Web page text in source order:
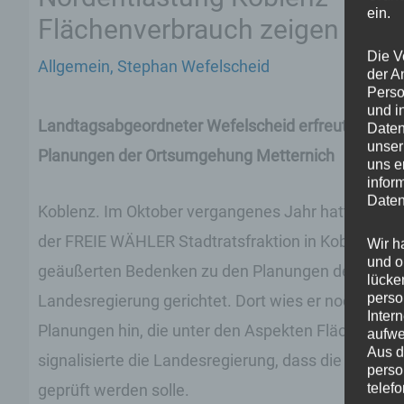
Flächenverbrauch zeigen
Allgemein, Stephan Wefelscheid
Landtagsabgeordneter Wefelscheid erfreut über
Planungen der Ortsumgehung Metternich
Koblenz. Im Oktober vergangenes Jahr hatte
der FREIE WÄHLER Stadtratsfraktion in Koblenz,
geäußerten Bedenken zu den Planungen der
Landesregierung gerichtet. Dort wies er
Planungen hin, die unter den Aspekten
signalisierte die Landesregierung, dass die
geprüft werden solle.
ein.
Die
der
und
uns
Wir
und
Aus